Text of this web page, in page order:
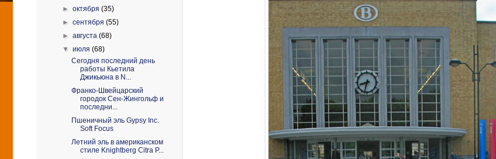
►октября(35)
►сентября(55)
►августа(68)
▼июля(68)
Сегодня последний день
работы Кьетила
Джикьюна в N...
Франко-Швейцарский
городок Сен-Жингольф и
последни...
Пшеничный эль Gypsy Inc.
Soft Focus
Летний эль в американском
стиле Knightberg Citra P...